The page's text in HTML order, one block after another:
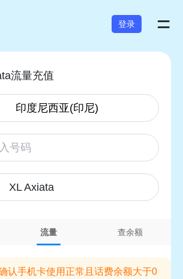
登录 =
流量充值
XL Axiata
流量 查余额
认手机卡使用正常且话费余额大于0